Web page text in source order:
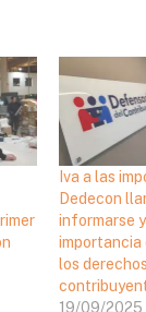
Iva a las
Dedecon
informarse
importancia
los
19/09/2025